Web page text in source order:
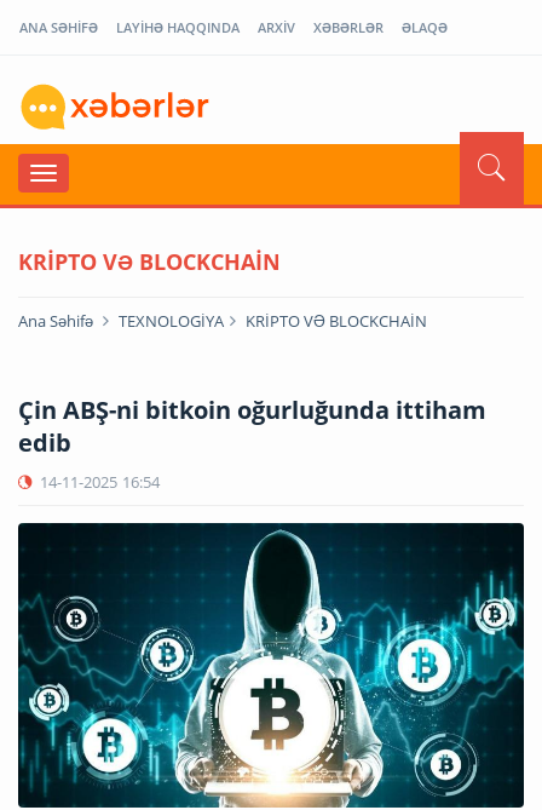
ANA SƏHİFƏ LAYİHƏ HAQQINDA ARXİV XƏBƏRLƏR ƏLAQƏ
KRİPTO VƏ BLOCKCHAİN
Ana Səhifə TEXNOLOGİYA KRİPTO VƏ BLOCKCHAİN
Çin ABŞ-ni bitkoin oğurluğunda ittiham
edib
14-11-2025 16:54